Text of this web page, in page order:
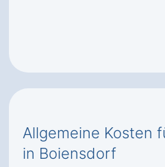
Allgemeine Kosten
in Boiensdorf